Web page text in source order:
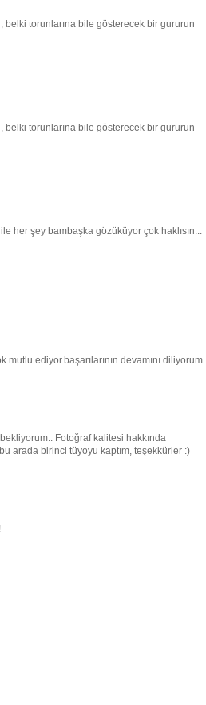
belki torunlarına bile gösterecek bir gururun
belki torunlarına bile gösterecek bir gururun
her şey bambaşka gözüküyor çok haklısın...
ediyor.başarılarının devamını diliyorum.
Fotoğraf kalitesi hakkında
arada birinci tüyoyu kaptım, teşekkürler :)